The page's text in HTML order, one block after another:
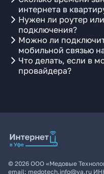
интернета в
Нужен ли роутер
подключения?
Можно ли
мобильной связью
Что делать, если в
провайдера?
© 2026 ООО «Медовые
email: medotech.info@ya.ru